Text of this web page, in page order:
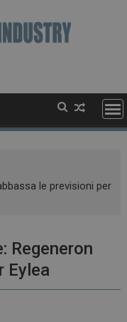
le previsioni per
Regeneron
Eylea